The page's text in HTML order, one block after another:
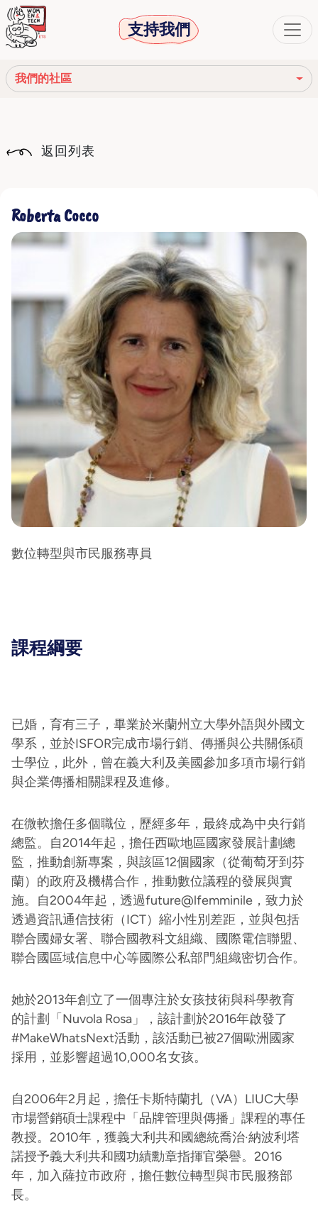
支持我們
我們的社區
我們的網絡
我們的社區
返回列表
Roberta Cocco
數位轉型與市民服務專員
課程綱要
已婚，育有三子，畢業於米蘭州立大學外語與外國文
學系，並於ISFOR完成市場行銷、傳播與公共關係碩
士學位，此外，曾在義大利及美國參加多項市場行銷
與企業傳播相關課程及進修。
在微軟擔任多個職位，歷經多年，最終成為中央行銷
總監。自2014年起，擔任西歐地區國家發展計劃總
監，推動創新專案，與該區12個國家（從葡萄牙到芬
蘭）的政府及機構合作，推動數位議程的發展與實
施。自2004年起，透過future@lfemminile，致力於
透過資訊通信技術（ICT）縮小性別差距，並與包括
聯合國婦女署、聯合國教科文組織、國際電信聯盟、
聯合國區域信息中心等國際公私部門組織密切合作。
她於2013年創立了一個專注於女孩技術與科學教育
的計劃「Nuvola Rosa」，該計劃於2016年啟發了
#MakeWhatsNext活動，該活動已被27個歐洲國家
採用，並影響超過10,000名女孩。
自2006年2月起，擔任卡斯特蘭扎（VA）LIUC大學
市場營銷碩士課程中「品牌管理與傳播」課程的專任
教授。2010年，獲義大利共和國總統喬治·納波利塔
諾授予義大利共和國功績勳章指揮官榮譽。2016
年，加入薩拉市政府，擔任數位轉型與市民服務部
長。